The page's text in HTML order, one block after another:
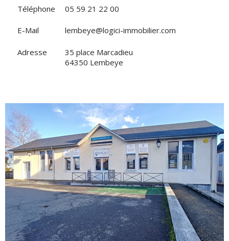
Téléphone 05 59 21 22 00
E-Mail lembeye@logici-immobilier.com
Adresse
35 place Marcadieu
64350 Lembeye
VOIR L'AGENCE